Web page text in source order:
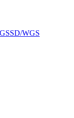
WGS